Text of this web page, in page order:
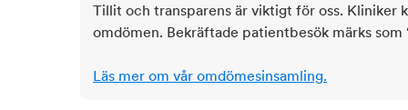
Tillit och transparens är viktigt för oss. Kliniker
omdömen. Bekräftade patientbesök märks som
Läs mer om vår omdömesinsamling.